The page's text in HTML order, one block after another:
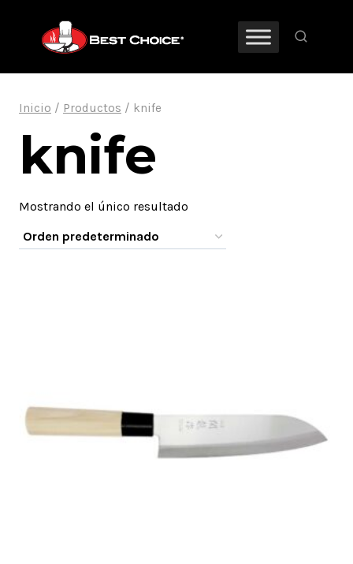
contenido
Inicio / Productos / knife
knife
Mostrando el único resultado